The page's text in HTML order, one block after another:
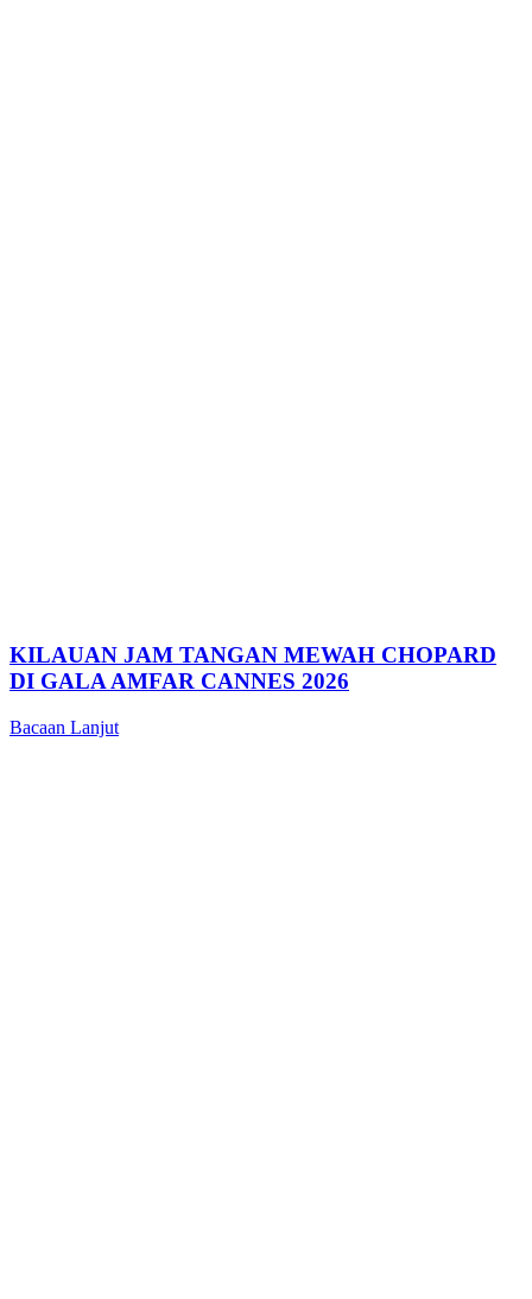
KILAUAN JAM TANGAN MEWAH CHOPARD
DI GALA AMFAR CANNES 2026
Bacaan Lanjut